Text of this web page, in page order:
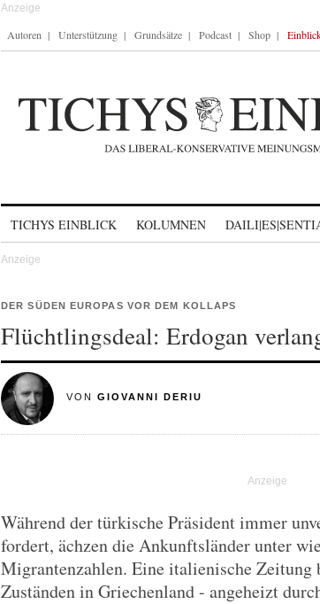
Autoren Unterstützung Grundsätze Podcast Shop
TICHYS EINBLICK KOLUMNEN
DER SÜDEN EUROPAS VOR DEM KOLLAPS
Flüchtlingsdeal: Erdogan
VON GIOVANNI DERIU
Während der türkische Präsident immer
fordert, ächzen die Ankunftsländer unter
Migrantenzahlen. Eine italienische Zeitung
Zuständen in Griechenland - angeheizt